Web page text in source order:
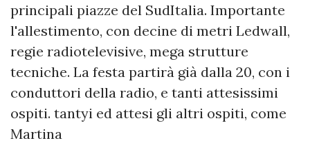
principali piazze del SudItalia. Importante
l'allestimento, con decine di metri Ledwall,
regie radiotelevisive, mega strutture
tecniche. La festa partirà già dalla 20, con i
conduttori della radio, e tanti attesissimi
ospiti. tantyi ed attesi gli altri ospiti, come
Martina